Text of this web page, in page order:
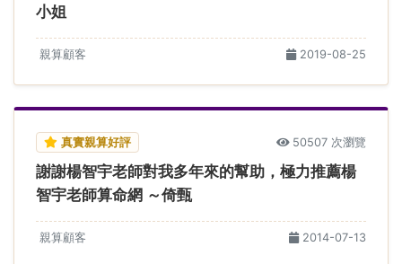
小姐
親算顧客 2019-08-25
真實親算好評 50507 次瀏覽
謝謝楊智宇老師對我多年來的幫助，極力推薦楊
智宇老師算命網 ～倚甄
親算顧客 2014-07-13